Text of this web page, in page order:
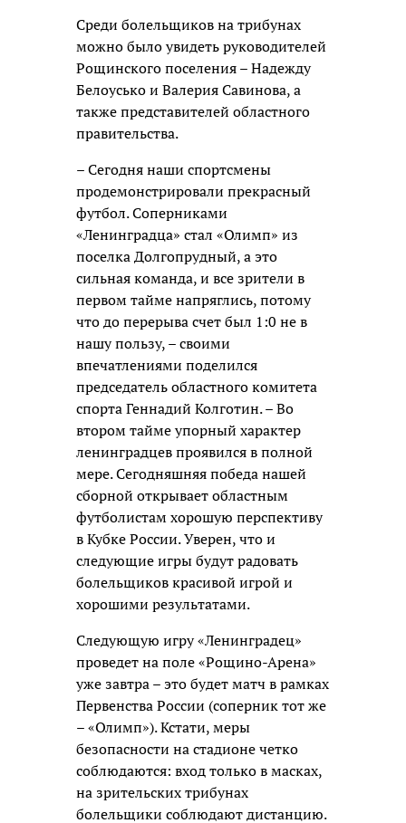
Среди болельщиков на трибунах
можно было увидеть руководителей
Рощинского поселения – Надежду
Белоусько и Валерия Савинова, а
также представителей областного
правительства.
– Сегодня наши спортсмены
продемонстрировали прекрасный
футбол. Соперниками
«Ленинградца» стал «Олимп» из
поселка Долгопрудный, а это
сильная команда, и все зрители в
первом тайме напряглись, потому
что до перерыва счет был 1:0 не в
нашу пользу, – своими
впечатлениями поделился
председатель областного комитета
спорта Геннадий Колготин. – Во
втором тайме упорный характер
ленинградцев проявился в полной
мере. Сегодняшняя победа нашей
сборной открывает областным
футболистам хорошую перспективу
в Кубке России. Уверен, что и
следующие игры будут радовать
болельщиков красивой игрой и
хорошими результатами.
Следующую игру «Ленинградец»
проведет на поле «Рощино-Арена»
уже завтра – это будет матч в рамках
Первенства России (соперник тот же
– «Олимп»). Кстати, меры
безопасности на стадионе четко
соблюдаются: вход только в масках,
на зрительских трибунах
болельщики соблюдают дистанцию.